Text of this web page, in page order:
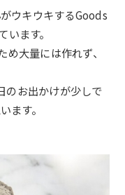
ウキウキするGoods
ます。
大量には作れず、
お出かけが少しで
ます。